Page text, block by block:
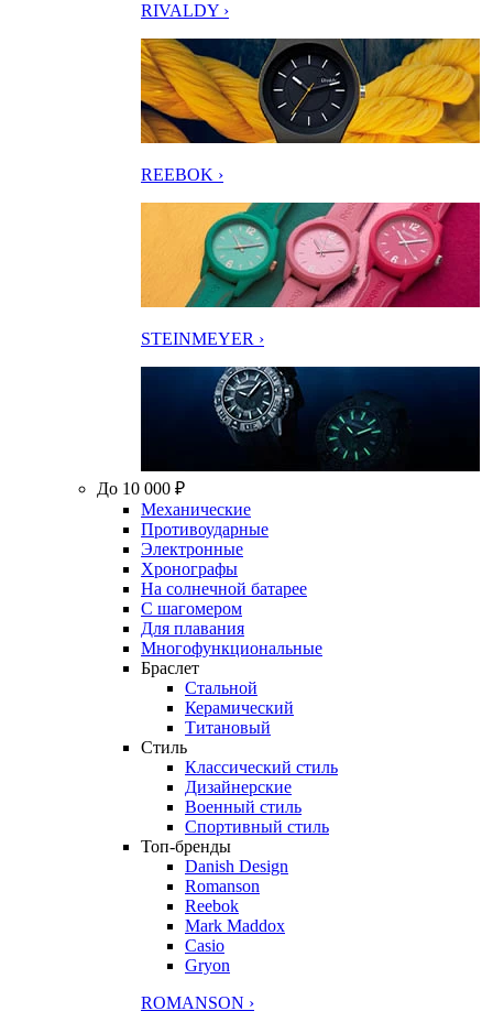
RIVALDY ›
REEBOK ›
STEINMEYER ›
До 10 000 ₽
Механические
Противоударные
Электронные
Хронографы
На солнечной батарее
С шагомером
Для плавания
Многофункциональные
Браслет
Стальной
Керамический
Титановый
Стиль
Классический стиль
Дизайнерские
Военный стиль
Спортивный стиль
Топ-бренды
Danish Design
Romanson
Reebok
Mark Maddox
Casio
Gryon
ROMANSON ›